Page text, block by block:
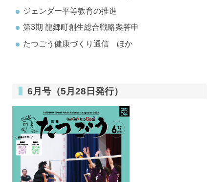
ジェンダー平等教育の推進
第3期 龍郷町創生総合戦略案答申
たつごう健康づくり通信 ほか
6月号（5月28日発行）